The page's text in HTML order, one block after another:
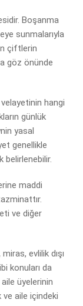
Boşanma
sunmalarıyla
çiftlerin
göz önünde
hangi
günlük
yasal
genellikle
belirlenebilir.
maddi
ve diğer
evlilik dışı
konuları da
üyelerinin
ve aile içindeki